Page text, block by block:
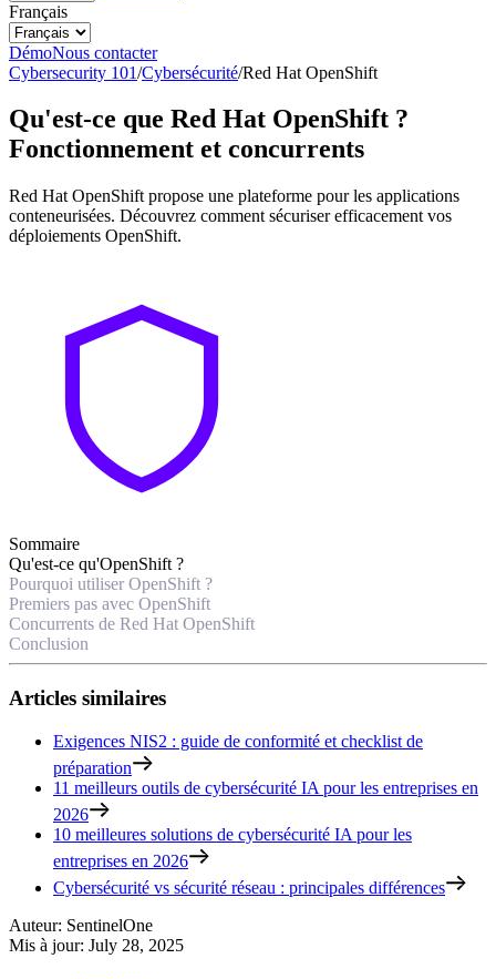
Français
DémoNous contacter
Cybersecurity 101/Cybersécurité/Red Hat OpenShift
Qu'est-ce que Red Hat OpenShift ?
Fonctionnement et concurrents
Red Hat OpenShift propose une plateforme pour les applications
conteneurisées. Découvrez comment sécuriser efficacement vos
déploiements OpenShift.
Sommaire
Qu'est-ce qu'OpenShift ?
Pourquoi utiliser OpenShift ?
Premiers pas avec OpenShift
Concurrents de Red Hat OpenShift
Conclusion
Articles similaires
Exigences NIS2 : guide de conformité et checklist de
préparation
11 meilleurs outils de cybersécurité IA pour les entreprises en
2026
10 meilleures solutions de cybersécurité IA pour les
entreprises en 2026
Cybersécurité vs sécurité réseau : principales différences
Auteur: SentinelOne
Mis à jour: July 28, 2025